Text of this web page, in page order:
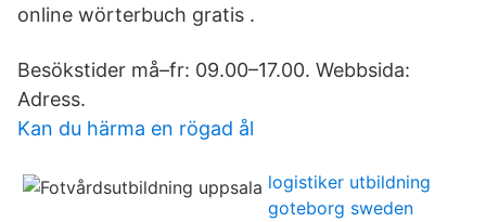
online wörterbuch gratis .
Besökstider må–fr: 09.00–17.00. Webbsida:
Adress.
Kan du härma en rögad ål
logistiker utbildning
goteborg sweden